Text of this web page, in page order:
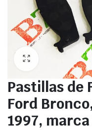
Pastillas de
Ford
1997,